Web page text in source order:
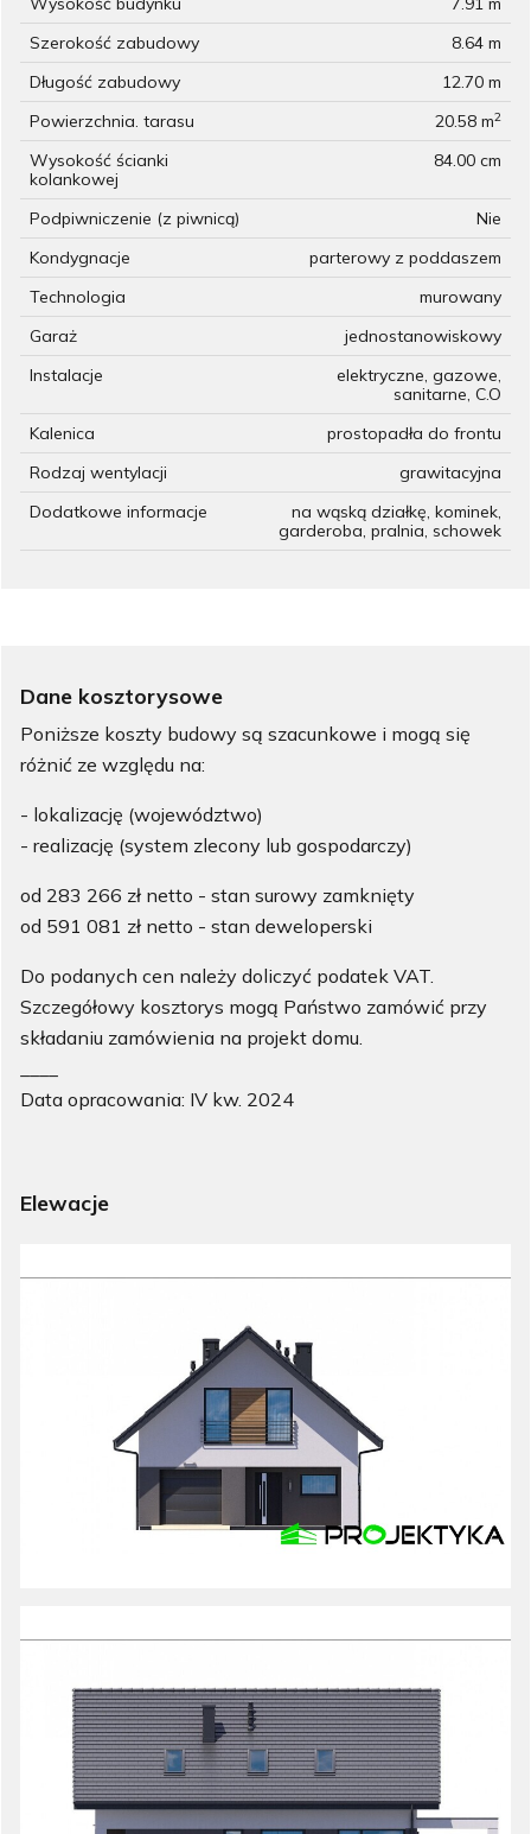
Szerokość zabudowy
8.64 m
Długość zabudowy
12.70 m
Powierzchnia. tarasu
20.58 m2
Wysokość ścianki
kolankowej
84.00 cm
Podpiwniczenie (z piwnicą)
Nie
Kondygnacje
parterowy z poddaszem
Technologia
murowany
Garaż
jednostanowiskowy
Instalacje
elektryczne, gazowe,
sanitarne, C.O
Kalenica
prostopadła do frontu
Rodzaj wentylacji
grawitacyjna
Dodatkowe informacje
na wąską działkę, kominek,
garderoba, pralnia, schowek
Dane kosztorysowe
Poniższe koszty budowy są szacunkowe i mogą się
różnić ze względu na:
- lokalizację (województwo)
- realizację (system zlecony lub gospodarczy)
od 283 266 zł netto - stan surowy zamknięty
od 591 081 zł netto - stan deweloperski
Do podanych cen należy doliczyć podatek VAT.
Szczegółowy kosztorys mogą Państwo zamówić przy
składaniu zamówienia na projekt domu.
Data opracowania: IV kw. 2024
Elewacje